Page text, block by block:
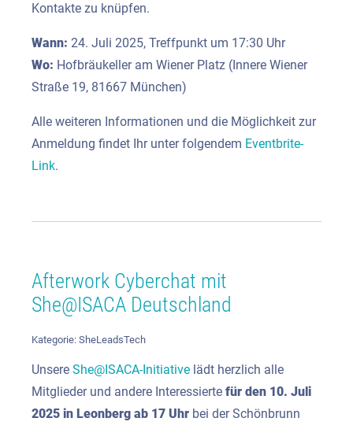
Kontakte zu knüpfen.
Wann: 24. Juli 2025, Treffpunkt um 17:30 Uhr
Wo: Hofbräukeller am Wiener Platz (Innere Wiener
Straße 19, 81667 München)
Alle weiteren Informationen und die Möglichkeit zur
Anmeldung findet Ihr unter folgendem Eventbrite-
Link.
Afterwork Cyberchat mit
She@ISACA Deutschland
Kategorie: SheLeadsTech
Unsere She@ISACA-Initiative lädt herzlich alle
Mitglieder und andere Interessierte für den 10. Juli
2025 in Leonberg ab 17 Uhr bei der Schönbrunn